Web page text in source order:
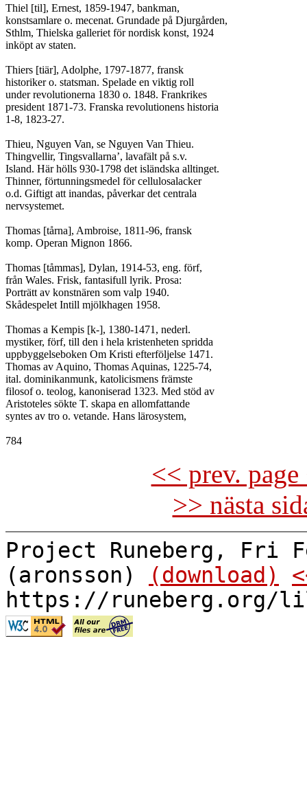
Thiel [til], Ernest, 1859-1947, bankman,
konstsamlare o. mecenat. Grundade på Djurgården,
Sthlm, Thielska galleriet för nordisk konst, 1924
inköpt av staten.
Thiers [tiär], Adolphe, 1797-1877, fransk
historiker o. statsman. Spelade en viktig roll
under revolutionerna 1830 o. 1848. Frankrikes
president 1871-73. Franska revolutionens historia
1-8, 1823-27.
Thieu, Nguyen Van, se Nguyen Van Thieu.
Thingvellir, Tingsvallarna’, lavafält på s.v.
Island. Här hölls 930-1798 det isländska alltinget.
Thinner, förtunningsmedel för cellulosalacker
o.d. Giftigt att inandas, påverkar det centrala
nervsystemet.
Thomas [tårna], Ambroise, 1811-96, fransk
komp. Operan Mignon 1866.
Thomas [tåmmas], Dylan, 1914-53, eng. förf,
från Wales. Frisk, fantasifull lyrik. Prosa:
Porträtt av konstnären som valp 1940.
Skådespelet Intill mjölkhagen 1958.
Thomas a Kempis [k-], 1380-1471, nederl.
mystiker, förf, till den i hela kristenheten spridda
uppbyggelseboken Om Kristi efterföljelse 1471.
Thomas av Aquino, Thomas Aquinas, 1225-74,
ital. dominikanmunk, katolicismens främste
filosof o. teolog, kanoniserad 1323. Med stöd av
Aristoteles sökte T. skapa en allomfattande
syntes av tro o. vetande. Hans lärosystem,
<< prev.
>> nästa
Project Runeberg, Fri
(aronsson)
(download)
https://runeberg.org/